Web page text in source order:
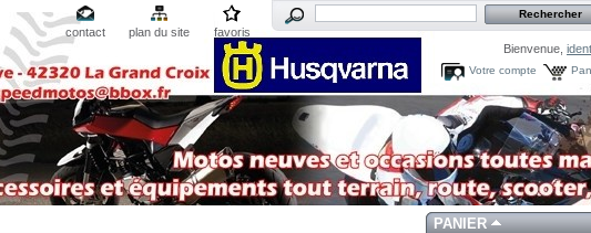
contact plan du site
favoris
Bienvenue,
Votre compte
PANIER